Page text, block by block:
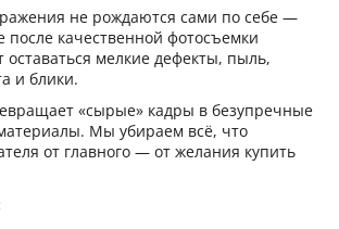
не рождаются сами по себе —
после качественной фотосъемки
оставаться мелкие дефекты, пыль,
и блики.
«сырые» кадры в безупречные
Мы убираем всё, что
от главного — от желания купить